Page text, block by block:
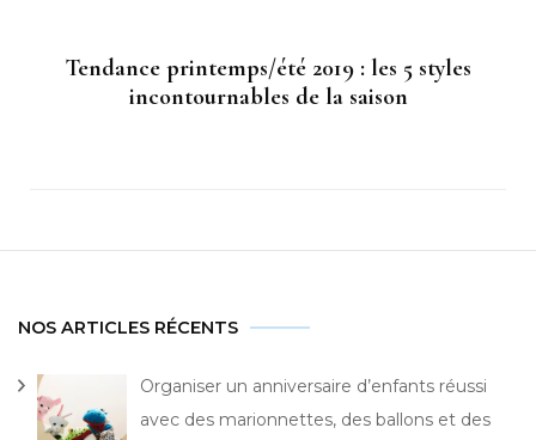
Tendance printemps/été 2019 : les 5 styles
incontournables de la saison
NOS ARTICLES RÉCENTS
Organiser un anniversaire d’enfants réussi
avec des marionnettes, des ballons et des